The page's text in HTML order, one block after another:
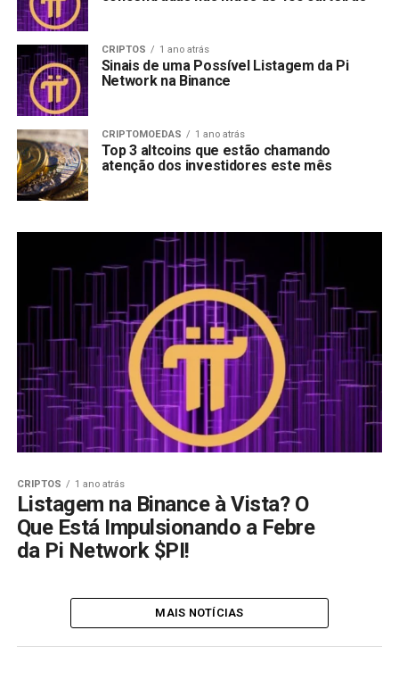
CRIPTOS 1 ano atrás
Sinais de uma Possível Listagem da Pi
Network na Binance
CRIPTOMOEDAS 1 ano atrás
Top 3 altcoins que estão chamando
atenção dos investidores este mês
CRIPTOS 1 ano atrás
Listagem na Binance à Vista? O
Que Está Impulsionando a Febre
da Pi Network $PI!
MAIS NOTÍCIAS